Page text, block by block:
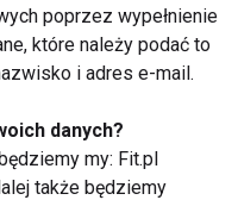
innymi lekami
MBST –to
na bezinwazyjne
Zabieg jest bardzo
– wymaga się
pozycji na czas
poprzez wypełnienie
które należy podać to
i adres e-mail.
danych?
my: Fit.pl
także będziemy